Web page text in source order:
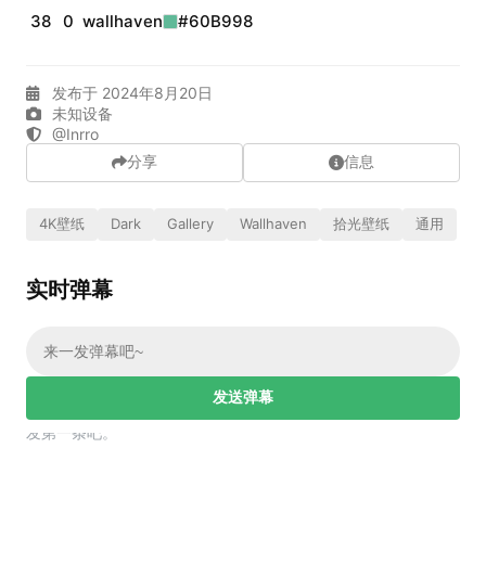
38 0 wallhaven #60B998
发布于 2024年8月20日
未知设备
@Inrro
分享 信息
4K壁纸 Dark Gallery Wallhaven 拾光壁纸 通用
实时弹幕
发送弹幕
，发第一条吧。
发送弹幕
加载弹幕...
99.00